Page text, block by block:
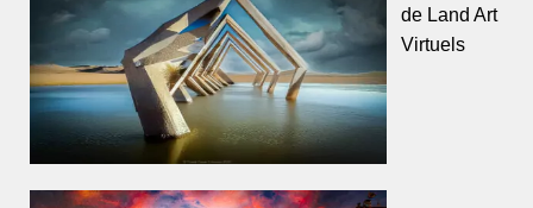
de Land Art
Virtuels